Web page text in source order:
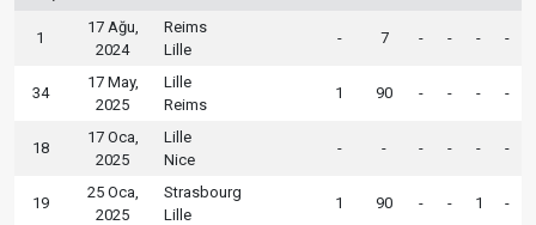
1
17 Ağu,
2024
Reims
Lille
- 7 - - - -
34
17 May,
2025
Lille
Reims
1 90 - - - -
18
17 Oca,
2025
Lille
Nice
- - - - - -
19
25 Oca,
2025
Strasbourg
Lille
1 90 - - 1 -